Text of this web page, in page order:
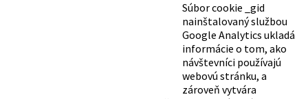
Súbor cookie _gid
nainštalovaný službou
Google Analytics ukladá
informácie o tom, ako
návštevníci používajú
webovú stránku, a
zároveň vytvára